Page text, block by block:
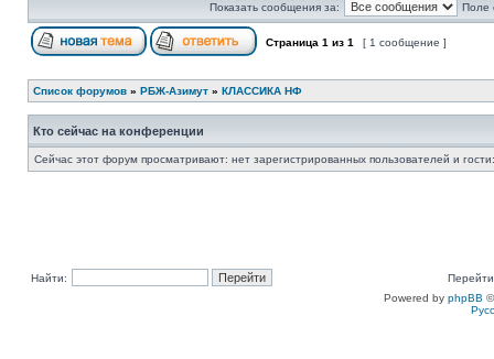
Показать сообщения за: Поле
Страница 1 из 1 [ 1 сообщение ]
Список форумов » РБЖ-Азимут » КЛАССИКА НФ
Кто сейчас на конференции
Сейчас этот форум просматривают: нет зарегистрированных пользователей и
Найти:
Powered by phpBB